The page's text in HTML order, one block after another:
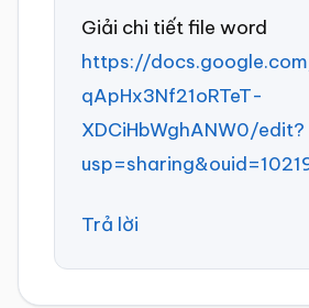
Giải chi tiết file word
https://
qApHx3Nf21oRTeT-
XDCiHbWghANW0/edit?
Trả lời